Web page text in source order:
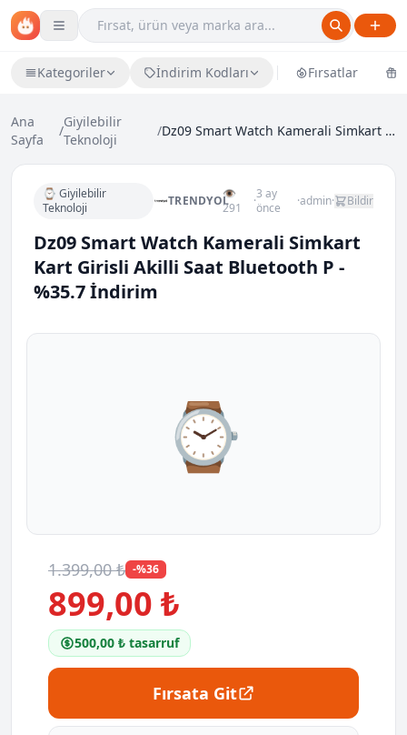
Kategoriler İndirim Kodları Fırsatlar
Ana
Sayfa
/
Giyilebilir
Teknoloji
/ Dz09 Smart Watch Kamerali Simkart Kart Girisli Aki...
⌚ Giyilebilir
Teknoloji
TRENDYOL👁
291
·3 ay
önce
·admin· Bildir
Dz09 Smart Watch Kamerali Simkart
Kart Girisli Akilli Saat Bluetooth P -
%35.7 İndirim
⌚
1.399,00 ₺ -%36
899,00 ₺
500,00 ₺ tasarruf
Fırsata Git